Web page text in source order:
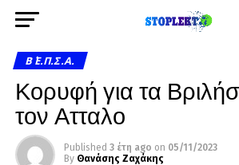
Β΄ Ε.Π.Σ.Α.
Κορυφή για τα
τον Ατταλο
Published 3 έτη ago on 05/11/2023
By Θανάσης Ζαχάκης